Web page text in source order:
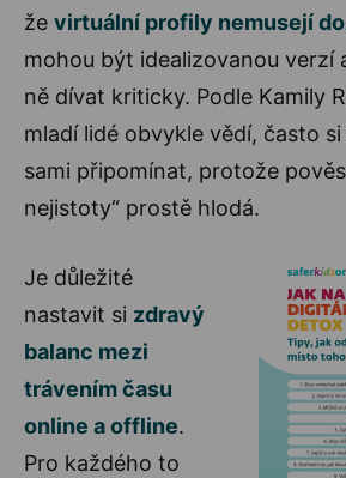
že virtuální profily nemusejí
mohou být idealizovanou verzí
ně dívat kriticky. Podle Kamily
mladí lidé obvykle vědí, často
sami připomínat, protože
nejistoty“ prostě hlodá.
Je důležité
nastavit si zdravý
balanc mezi
trávením času
online a offline.
Pro každého to